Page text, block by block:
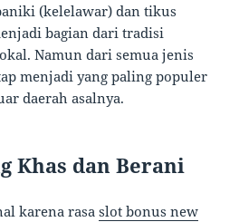
(kelelawar) dan tikus
bagian dari tradisi
Namun dari semua jenis
menjadi yang paling populer
daerah asalnya.
Khas dan Berani
karena rasaslot bonus new